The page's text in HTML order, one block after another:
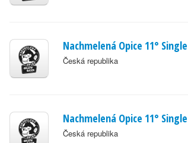
Nachmelená Opice 11°
Česká republika
Nachmelená Opice 11°
Česká republika